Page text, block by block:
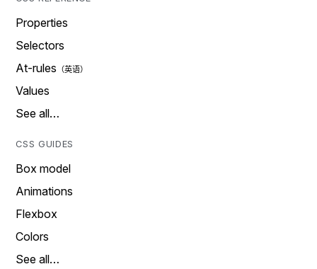
Properties
Selectors
At-rules
Values
See all…
CSS GUIDES
Box model
Animations
Flexbox
Colors
See all…